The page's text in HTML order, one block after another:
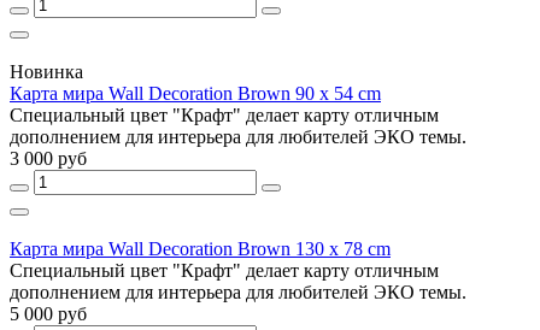
Новинка
Карта мира Wall Decoration Brown 90 x 54 cm
Специальный цвет "Крафт" делает карту отличным
дополнением для интерьера для любителей ЭКО темы.
3 000 руб
Карта мира Wall Decoration Brown 130 x 78 cm
Специальный цвет "Крафт" делает карту отличным
дополнением для интерьера для любителей ЭКО темы.
5 000 руб